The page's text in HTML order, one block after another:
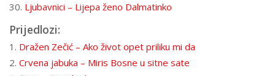
30. Ljubavnici – Lijepa ženo Dalmatinko
Prijedlozi:
1. Dražen Zečić – Ako život opet priliku mi da
2. Crvena jabuka – Miris Bosne u sitne sate